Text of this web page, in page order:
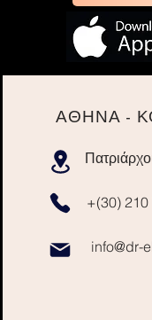
ΑΘΗΝΑ -
Πατριάρχου
+(30) 210
info@dr-